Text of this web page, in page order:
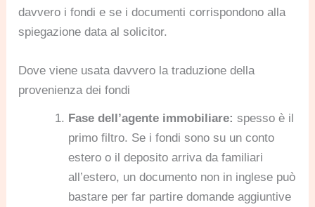
davvero i fondi e se i documenti corrispondono alla
spiegazione data al solicitor.
Dove viene usata davvero la traduzione della
provenienza dei fondi
Fase dell’agente immobiliare: spesso è il
primo filtro. Se i fondi sono su un conto
estero o il deposito arriva da familiari
all’estero, un documento non in inglese può
bastare per far partire domande aggiuntive